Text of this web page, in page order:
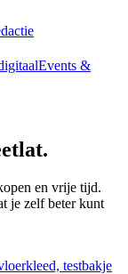
Events &
en vrije tijd.
je zelf beter kunt